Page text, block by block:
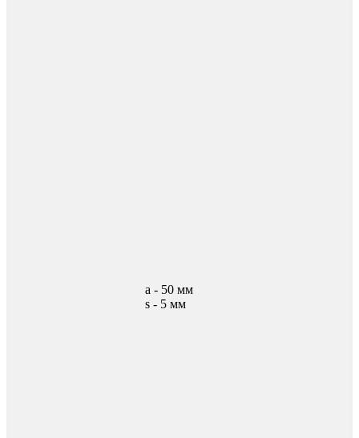
а - 50 мм
s - 5 мм